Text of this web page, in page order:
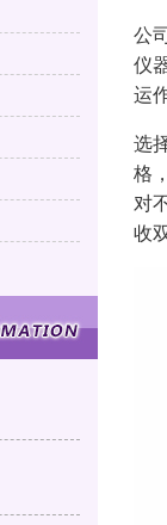
公
仪
运
选
格
对
收